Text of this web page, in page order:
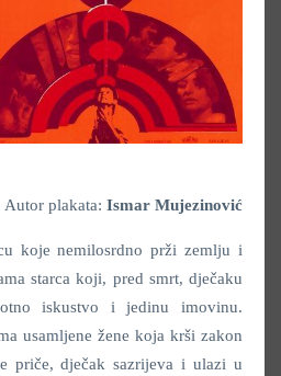
Autor plakata: Ismar Mujezinović
koje nemilosrdno prži zemlju i
starca koji, pred smrt, dječaku
iskustvo i jedinu imovinu.
usamljene žene koja krši zakon
priče, dječak sazrijeva i ulazi u